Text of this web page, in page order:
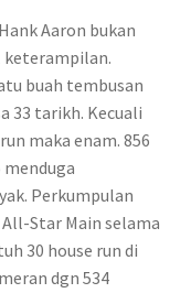
Aaron bukan
keterampilan.
buah tembusan
33 tarikh. Kecuali
maka enam. 856
menduga
Perkumpulan
Star Main selama
30 house run di
dgn 534